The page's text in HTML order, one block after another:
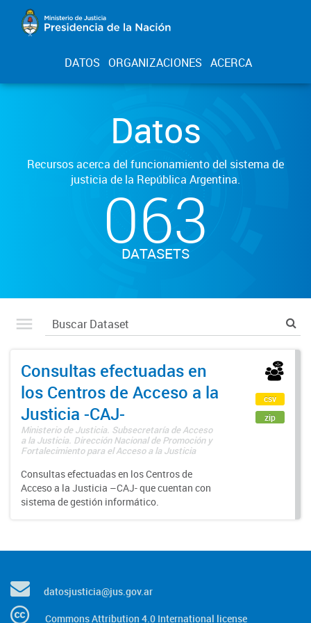
DATOS ORGANIZACIONES ACERCA
Datos
Recursos acerca del funcionamiento del sistema de
justicia de la República Argentina.
063
DATASETS
Consultas efectuadas en
los Centros de Acceso a la
Justicia -CAJ-
Ministerio de Justicia. Subsecretaría de Acceso
a la Justicia. Dirección Nacional de Promoción y
Fortalecimiento para el Acceso a la Justicia
Consultas efectuadas en los Centros de
Acceso a la Justicia –CAJ- que cuentan con
sistema de gestión informático.
csv
zip
datosjusticia@jus.gov.ar
Commons Attribution 4.0 International license